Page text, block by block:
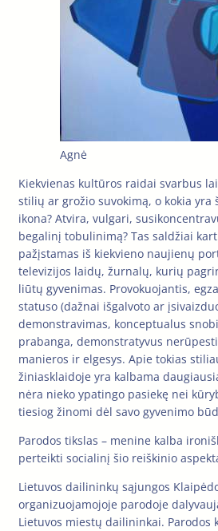
Agnė
Kiekvienas kultūros raidai svarbus
stilių ar grožio suvokimą, o kokia yra
ikona? Atvira, vulgari,
begalinį tobulinimą? Tas saldžiai
pažįstamas iš kiekvieno naujienų
televizijos laidų, žurnalų, kurių
liūtų gyvenimas. Provokuojantis,
statuso (dažnai išgalvoto ar
demonstravimas, konceptualus
prabanga, demonstratyvus
manieros ir elgesys. Apie tokias
žiniasklaidoje yra kalbama
nėra nieko ypatingo pasiekę nei
tiesiog žinomi dėl savo gyvenimo
Parodos tikslas – menine kalba
perteikti socialinį šio reiškinio
Lietuvos dailininkų sąjungos
organizuojamojoje parodoje
Lietuvos miestų dailininkai. Parodos